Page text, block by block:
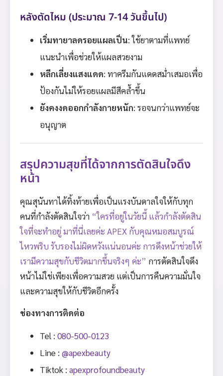
หลังตัดไหม (ประมาณ 7-14 วันขึ้นไป)
เริ่มทายาลดรอยแผลเป็น: ใช้ยาตามที่แพทย์
แนะนำเพื่อช่วยให้แผลสวยงาม
หลีกเลี่ยงแสงแดด: ทาครีมกันแดดสม่ำเสมอเพื่อ
ป้องกันไม่ให้รอยแผลมีสีคล้ำขึ้น
ยังคงงดออกกำลังกายหนัก: รอจนกว่าแพทย์จะ
อนุญาต
สรุปความสุขที่ได้จากการตัดสินใจดึง
หน้า
คุณสุนันทาได้ทิ้งท้ายเพื่อเป็นแรงบันดาลใจให้กับทุก
คนที่กำลังตัดสินใจว่า “ใครที่อยู่ในวัยนี้ แล้วกำลังตัดสิน
ใจที่จะทำอยู่ มาที่นี่เลยค่ะ APEX กับคุณหมอสมบูรณ์
ไหวพริบ รับรองไม่ผิดหวังแน่นอนค่ะ การดึงหน้าช่วยให้
เรามีความสุขกับชีวิตมากขึ้นจริงๆ ค่ะ” การตัดสินใจดึง
หน้าไม่ใช่เพียงเพื่อความสวย แต่เป็นการคืนความมั่นใจ
และความสุขให้กับชีวิตอีกครั้ง
ช่องทางการติดต่อ
Tel : 080-500-0123
Line : @apexbeauty
Tiktok : apexprofoundbeauty